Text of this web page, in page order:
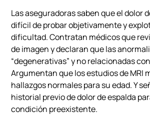
Las aseguradoras saben que el dolor
difícil de probar objetivamente y
dificultad. Contratan médicos que
de imagen y declaran que las
“degenerativas” y no relacionadas
Argumentan que los estudios de MRI
hallazgos normales para su edad. Y
historial previo de dolor de espalda
condición preexistente.